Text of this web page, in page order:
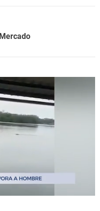
Mercado